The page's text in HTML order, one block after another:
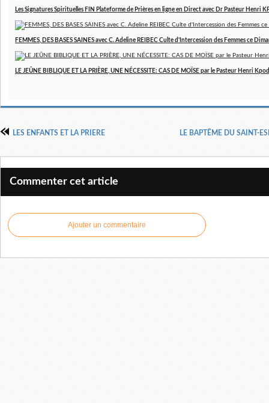
Les Signatures Spirituelles FIN Plateforme de Prières en ligne en Direct avec Dr Pasteur Henri
FEMMES, DES BASES SAINES avec C. Adeline REIBEC Culte d'Intercession des Femmes ce
LE JEÛNE BIBLIQUE ET LA PRIÈRE, UNE NÉCESSITE: CAS DE MOÏSE par le Pasteur Henri
LES ENFANTS ET LA PRIERE LE BAPTÊME DU SAINT-
Commenter cet article
Ajouter un commentaire